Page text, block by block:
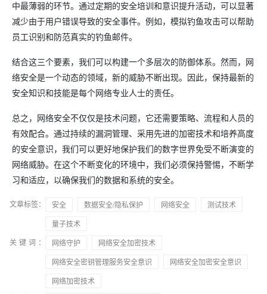
中最薄弱的环节。通过定期的安全培训和意识提升活动，可以显著
减少由于用户错误导致的安全事件。例如，模拟钓鱼攻击可以帮助
员工识别和防范真实的钓鱼邮件。
结合这三个要素，我们可以构建一个多层次的防御体系。然而，网
络安全是一个动态的领域，新的威胁不断出现。因此，保持最新的
安全知识和技能是每个网络专业人士的责任。
总之，网络安全不仅仅是技术问题，它还需要策略、流程和人员的
有效配合。通过持续的漏洞管理、采用先进的加密技术和培养高度
的安全意识，我们可以更好地保护我们的数字世界免受不断演变的
网络威胁。在这个不断变化的环境中，我们必须保持警惕，不断学
习和适应，以确保我们的数据和系统的安全。
文章标签： 安全 数据安全/隐私保护 网络安全
测试技术
量子技术
关键词：
网络守护
网络安全加密技术
网络安全密钥管理服务安全意识
网络安全加密安全意识
网络加密技术